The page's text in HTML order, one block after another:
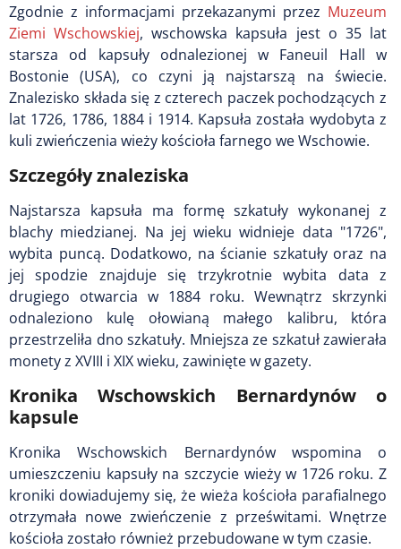
Zgodnie z informacjami przekazanymi przez Muzeum
Ziemi Wschowskiej, wschowska kapsuła jest o 35 lat
starsza od kapsuły odnalezionej w Faneuil Hall w
Bostonie (USA), co czyni ją najstarszą na świecie.
Znalezisko składa się z czterech paczek pochodzących z
lat 1726, 1786, 1884 i 1914. Kapsuła została wydobyta z
kuli zwieńczenia wieży kościoła farnego we Wschowie.
Szczegóły znaleziska
Najstarsza kapsuła ma formę szkatuły wykonanej z
blachy miedzianej. Na jej wieku widnieje data "1726",
wybita puncą. Dodatkowo, na ścianie szkatuły oraz na
jej spodzie znajduje się trzykrotnie wybita data z
drugiego otwarcia w 1884 roku. Wewnątrz skrzynki
odnaleziono kulę ołowianą małego kalibru, która
przestrzeliła dno szkatuły. Mniejsza ze szkatuł zawierała
monety z XVIII i XIX wieku, zawinięte w gazety.
Kronika Wschowskich Bernardynów o
kapsule
Kronika Wschowskich Bernardynów wspomina o
umieszczeniu kapsuły na szczycie wieży w 1726 roku. Z
kroniki dowiadujemy się, że wieża kościoła parafialnego
otrzymała nowe zwieńczenie z prześwitami. Wnętrze
kościoła zostało również przebudowane w tym czasie.